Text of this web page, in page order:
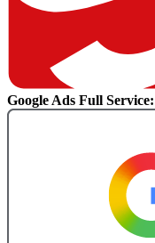
Google Ads Full Service: